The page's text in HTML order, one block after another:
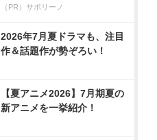
（PR）サボリーノ
2026年7月夏ドラマも、注目
作＆話題作が勢ぞろい！
【夏アニメ2026】7月期夏の
新アニメを一挙紹介！